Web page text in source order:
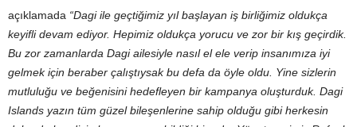
açıklamada “Dagi ile geçtiğimiz yıl başlayan iş birliğimiz oldukça
keyifli devam ediyor. Hepimiz oldukça yorucu ve zor bir kış geçirdik.
Bu zor zamanlarda Dagi ailesiyle nasıl el ele verip insanımıza iyi
gelmek için beraber çalıştıysak bu defa da öyle oldu. Yine sizlerin
mutluluğu ve beğenisini hedefleyen bir kampanya oluşturduk. Dagi
Islands yazın tüm güzel bileşenlerine sahip olduğu gibi herkesin